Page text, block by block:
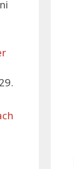
29.